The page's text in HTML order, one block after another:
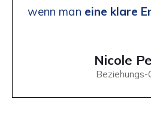
wenn man eine klare
Nicole
Beziehungs-